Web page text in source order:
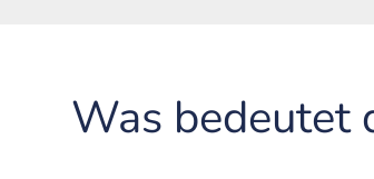
Was bedeutet